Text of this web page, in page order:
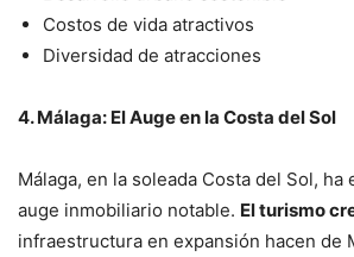
Costos de vida atractivos
Diversidad de atracciones
4. Málaga: El Auge en la Costa del Sol
Málaga, en la soleada Costa del Sol, ha
auge inmobiliario notable. El turismo
infraestructura en expansión hacen de